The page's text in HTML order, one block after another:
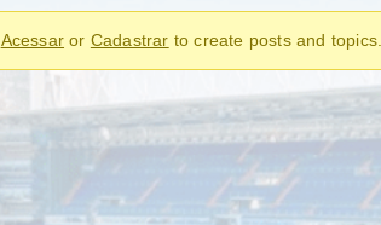
Acessar or Cadastrar to create posts and topics.